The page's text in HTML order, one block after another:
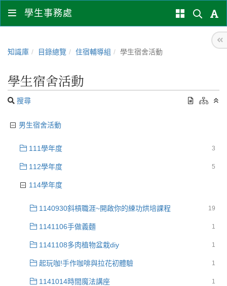
學生事務處
知識庫 目錄總覽 住宿輔導組 學生宿舍活動
學生宿舍活動
搜尋
男生宿舍活動
3
111學年度
5
112學年度
114學年度
19
1140930斜槓職涯~開啟你的練功烘培課程
1
1141106手做義麵
1
1141108多肉植物盆栽diy
1
起玩咖!手作咖啡與拉花初體驗
1
1141014時間魔法講座